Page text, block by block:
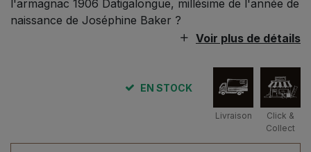
l'armagnac 1906 Datigalongue, millésime de l'année de
naissance de Joséphine Baker ?
Voir plus de détails
EN STOCK
Livraison
Click &
Collect